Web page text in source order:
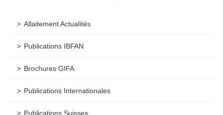
Allaitement Actualités
Publications IBFAN
Brochures GIFA
Publications Internationales
Publications Suisses